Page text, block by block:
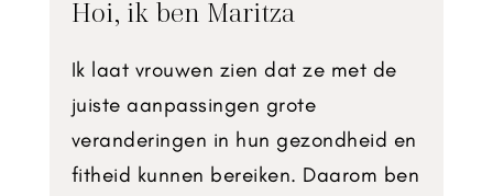
Hoi, ik ben Maritza
Ik laat vrouwen zien dat ze met de
juiste aanpassingen grote
veranderingen in hun gezondheid en
fitheid kunnen bereiken. Daarom ben